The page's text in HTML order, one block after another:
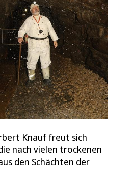
Knauf freut sich
nach vielen trockenen
den Schächten der